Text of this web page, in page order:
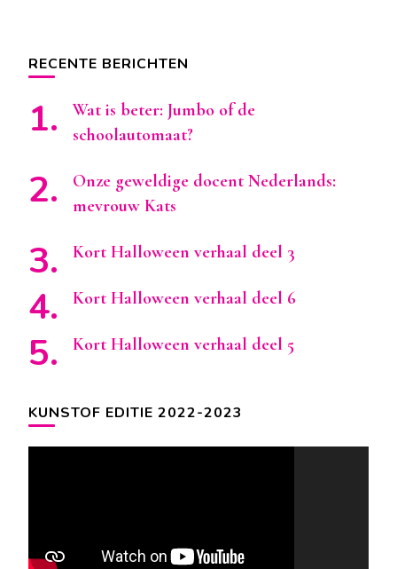
RECENTE BERICHTEN
Wat is beter: Jumbo of de
schoolautomaat?
Onze geweldige docent Nederlands:
mevrouw Kats
Kort Halloween verhaal deel 3
Kort Halloween verhaal deel 6
Kort Halloween verhaal deel 5
KUNSTOF EDITIE 2022-2023